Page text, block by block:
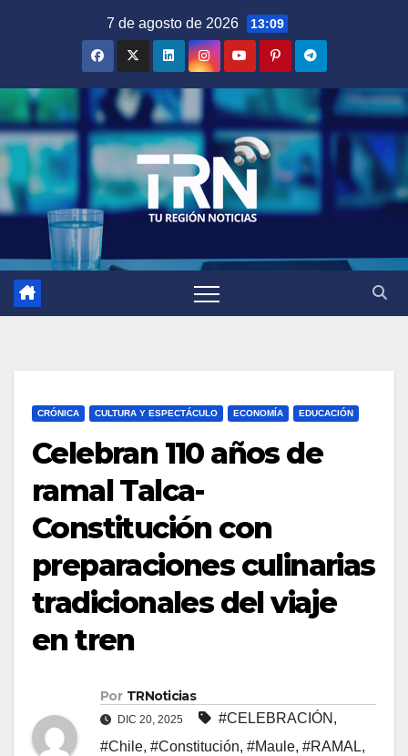
7 de agosto de 2026 13:09
CRÓNICA CULTURA Y ESPECTÁCULO ECONOMÍA EDUCACIÓN
Celebran 110 años de
ramal Talca-
Constitución con
preparaciones culinarias
tradicionales del viaje
en tren
Por TRNoticias
DIC 20, 2025 #CELEBRACIÓN ,
#Chile, #Constitución, #Maule, #RAMAL,